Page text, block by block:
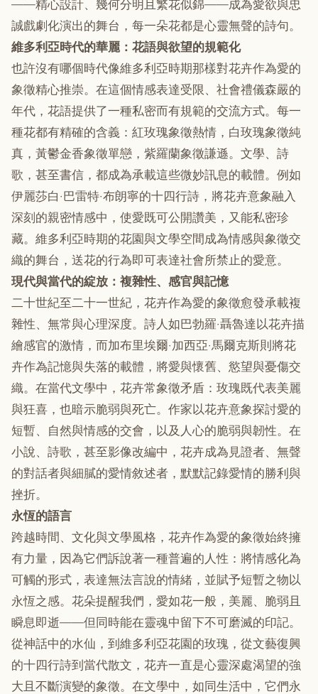
——精心設計、幾何分明且繁花似錦——成為愛欲與忠
誠戲劇化演出的舞台，每一朵花都是心靈無聲的詩句。
維多利亞時代的華麗：花語與欲望的規範化
也許沒有哪個時代像維多利亞時期那樣對花卉作為愛的
象徵精心推崇。在這個情感表達受限、社會禮儀森嚴的
年代，花語提供了一種私密而有規範的交流方式。每一
種花都有精確的含義：紅玫瑰象徵熱情，白玫瑰象徵純
真，黃鬱金香象徵單戀，紫羅蘭象徵謙遜。文學、詩
歌，甚至書信，都成為承載這些微妙訊息的載體。例如
伊麗莎白·巴雷特·布朗寧的十四行詩，將花卉意象融入
深刻的親密情感中，使愛既可公開讚美，又能私密珍
藏。維多利亞時期的花園與文學空間成為情感與象徵交
織的舞台，送花的行為即可表達社會所禁止的愛意。
現代與當代的綻放：複雜性、感官與記憶
二十世紀至二十一世紀，花卉作為愛的象徵愈發承載複
雜性、無常與心理深度。詩人如巴勃羅·聶魯達以花卉描
繪感官的激情，而加布里埃爾·加西亞·馬爾克斯則將花
卉作為記憶與失落的載體，將愛與懷舊、慾望與憂傷交
織。在當代文學中，花卉常象徵矛盾：玫瑰既代表美麗
與狂喜，也暗示脆弱與死亡。作家以花卉意象探討愛的
短暫、自然與情感的交會，以及人心的脆弱與韌性。在
小說、詩歌，甚至影像改編中，花卉成為見證者、無聲
的對話者與細膩的愛情敘述者，默默記錄愛情的勝利與
挫折。
永恆的語言
跨越時間、文化與文學風格，花卉作為愛的象徵始終擁
有力量，因為它們訴說著一種普遍的人性：將情感化為
可觸的形式，表達無法言說的情緒，並賦予短暫之物以
永恆之感。花朵提醒我們，愛如花一般，美麗、脆弱且
瞬息即逝——但同時能在靈魂中留下不可磨滅的印記。
從神話中的水仙，到維多利亞花園的玫瑰，從文藝復興
的十四行詩到當代散文，花卉一直是心靈深處渴望的強
大且不斷演變的象徵。在文學中，如同生活中，它們永